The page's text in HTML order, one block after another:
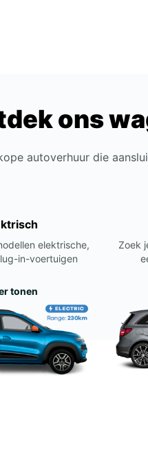
ons
autoverhuur die
elektrische,
in-voertuigen
tonen
Zoek